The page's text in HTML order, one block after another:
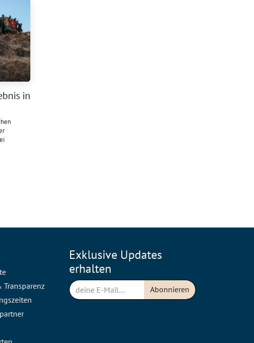
in
Exklusive Updates
erhalten
Abonnieren